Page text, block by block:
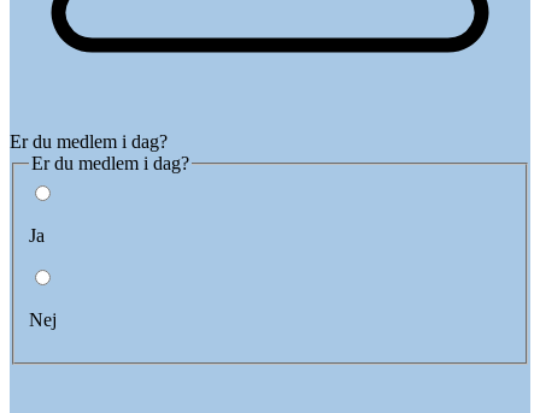
Er du medlem i dag?
Er du medlem i dag?
Ja
Nej